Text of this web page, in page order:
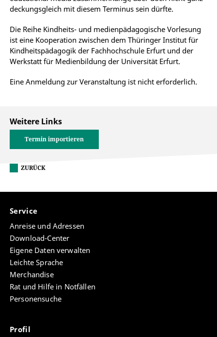
deckungsgleich mit diesem Terminus sein dürfte.
Die Reihe Kindheits- und medienpädagogische Vorlesung
ist eine Kooperation zwischen dem Thüringer Institut für
Kindheitspädagogik der Fachhochschule Erfurt und der
Werkstatt für Medienbildung der Universität Erfurt.
Eine Anmeldung zur Veranstaltung ist nicht erforderlich.
Weitere Links
Termin importieren
ZURÜCK
Service
Anreise und Adressen
Download-Center
Eigene Daten verwalten
Leichte Sprache
Merchandise
Rat und Hilfe in Notfällen
Personensuche
Profil